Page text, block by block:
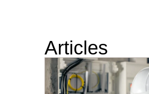
Articles